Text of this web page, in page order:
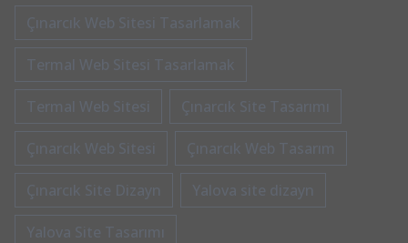
Çınarcık Web Sitesi Tasarlamak
Termal Web Sitesi Tasarlamak
Termal Web Sitesi Çınarcık Site Tasarımı
Çınarcık Web Sitesi Çınarcık Web Tasarım
Çınarcık Site Dizayn Yalova site dizayn
Yalova Site Tasarımı